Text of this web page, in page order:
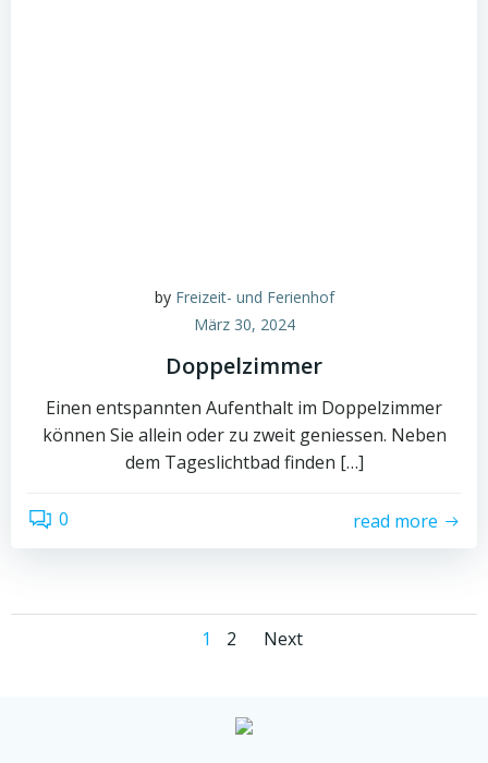
by Freizeit- und Ferienhof
März 30, 2024
Doppelzimmer
Einen entspannten Aufenthalt im Doppelzimmer
können Sie allein oder zu zweit geniessen. Neben
dem Tageslichtbad finden […]
0 read more
Posts
navigation
Page
1 Page
2
Posts
Next